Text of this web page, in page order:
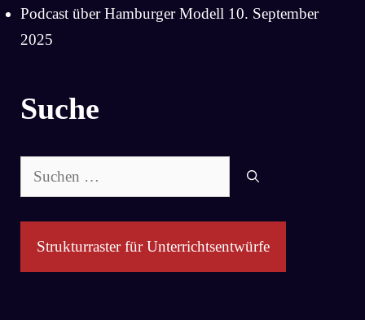
Podcast über Hamburger Modell 10. September
2025
Suche
Suchen
nach:
Strukturraster für Unterrichtsentwürfe